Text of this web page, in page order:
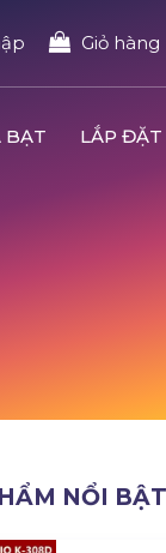
Giỏ hàng
BẠT
LẮP
NỔI BẬT